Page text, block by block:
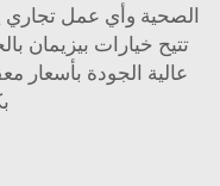
الصحية وأي عمل تجاري
تتيح خيارات بيزيمان
عالية الجودة بأسعار